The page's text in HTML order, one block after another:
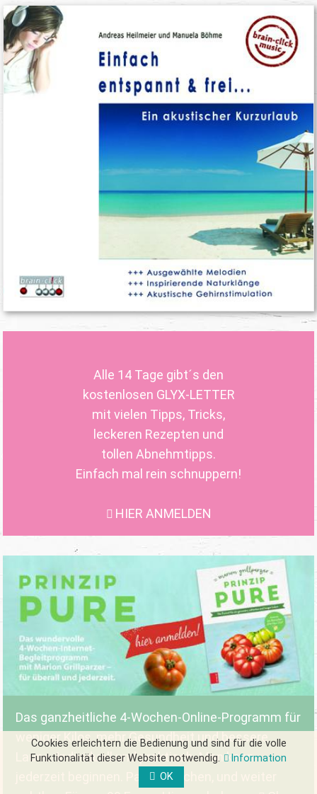
Alle 14 Tage gibt´s den
kostenlosen GLYX-LETTER
mit vielen Tipps, Tricks,
leckeren Rezepten und
tollen Abnehmtipps.
Einfach mal rein schnuppern!
HIER ANMELDEN
Das ganzheitliche 4-Wochen-Online-Programm für
weniger Kilos, mehr Gesundheit und bessere
Laune. Individuell und praktisch. Man kann
jederzeit beginnen. Pause machen, und weiter
Cookies erleichtern die Bedienung und sind für die volle
Funktionalität dieser Website notwendig.
Information
OK